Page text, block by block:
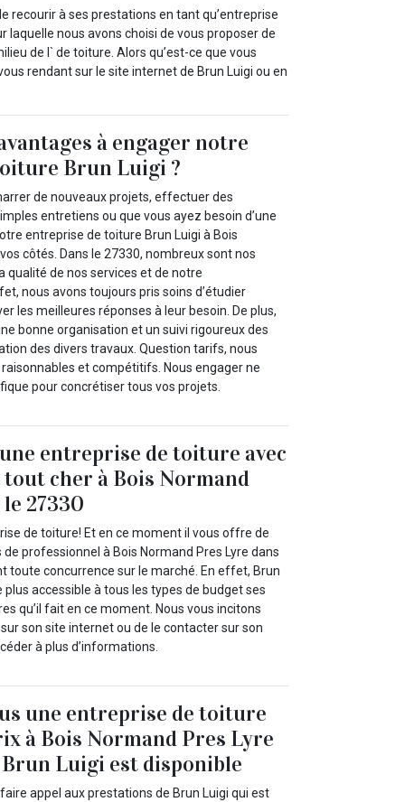
recourir à ses prestations en tant qu’entreprise
laquelle nous avons choisi de vous proposer de
de l` de toiture. Alors qu’est-ce que vous
rendant sur le site internet de Brun Luigi ou en
à engager notre
Brun Luigi ?
de nouveaux projets, effectuer des
entretiens ou que vous ayez besoin d’une
entreprise de toiture Brun Luigi à Bois
côtés. Dans le 27330, nombreux sont nos
qualité de nos services et de notre
nous avons toujours pris soins d’étudier
les meilleures réponses à leur besoin. De plus,
bonne organisation et un suivi rigoureux des
des divers travaux. Question tarifs, nous
et compétitifs. Nous engager ne
pour concrétiser tous vos projets.
entreprise de toiture avec
tout cher à Bois Normand
27330
de toiture! Et en ce moment il vous offre de
professionnel à Bois Normand Pres Lyre dans
toute concurrence sur le marché. En effet, Brun
accessible à tous les types de budget ses
qu’il fait en ce moment. Nous vous incitons
son site internet ou de le contacter sur son
à plus d’informations.
une entreprise de toiture
à Bois Normand Pres Lyre
Brun Luigi est disponible
appel aux prestations de Brun Luigi qui est